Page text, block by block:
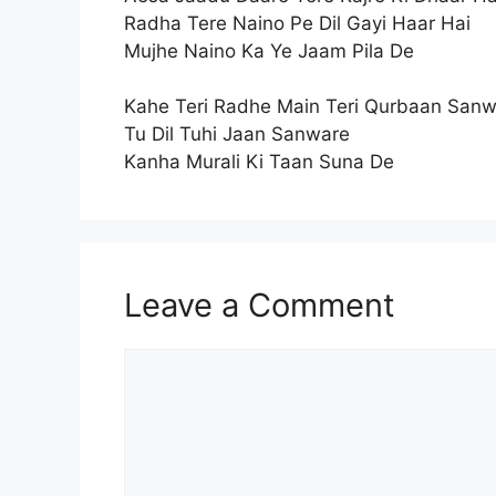
Radha Tere Naino Pe Dil Gayi Haar Hai
Mujhe Naino Ka Ye Jaam Pila De
Kahe Teri Radhe Main Teri Qurbaan
Tu Dil Tuhi Jaan Sanware
Kanha Murali Ki Taan Suna De
Leave a Comment